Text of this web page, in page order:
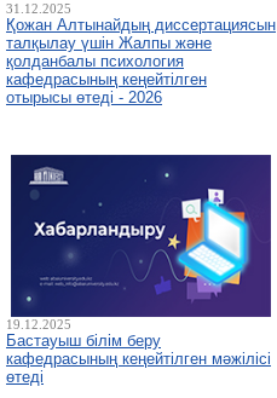
31.12.2025
Қожан Алтынайдың диссертациясын
талқылау үшін Жалпы және
қолданбалы психология
кафедрасының кеңейтілген
отырысы өтеді - 2026
19.12.2025
Бастауыш білім беру
кафедрасының кеңейтілген мәжілісі
өтеді